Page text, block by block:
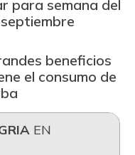
para semana del
beneficios
el consumo de
EN